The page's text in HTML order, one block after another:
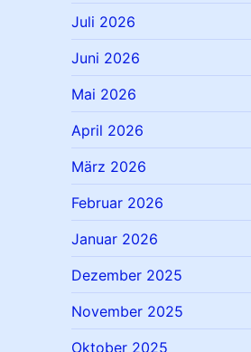
Juli 2026
Juni 2026
Mai 2026
April 2026
März 2026
Februar 2026
Januar 2026
Dezember 2025
November 2025
Oktober 2025